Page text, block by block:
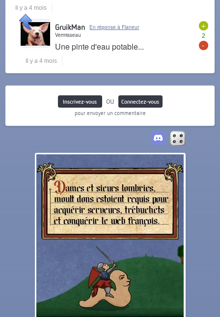
Il y a 4 mois
+
2
-
GruikMan
En réponse à Flaneur
Vermisseau
Une pinte d'eau potable...
Il y a 4 mois
Inscrivez-vous ou
Connectez-vous
pour envoyer un commentaire